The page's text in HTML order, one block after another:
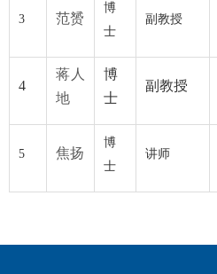
3 范赟
博
士
副教授
4
蒋人
地
博
士
副教授
5 焦扬
博
士
讲师